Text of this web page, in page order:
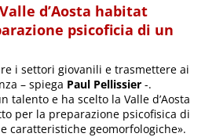
d’Aosta habitat
psicoficia di un
i settori giovanili e trasmettere ai
– spiega Paul Pellissier -.
talento e ha scelto la Valle d’Aosta
per la preparazione psicofisica di
caratteristiche geomorfologiche».